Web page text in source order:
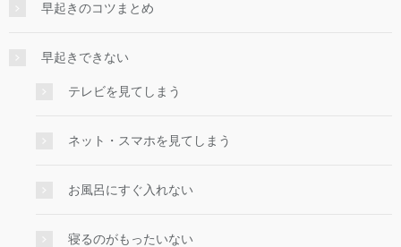
早起きのコツまとめ
早起きできない
テレビを見てしまう
ネット・スマホを見てしまう
お風呂にすぐ入れない
寝るのがもったいない